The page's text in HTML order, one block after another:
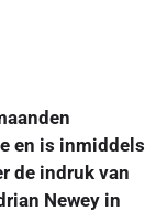
en is inmiddels
de indruk van
Newey in